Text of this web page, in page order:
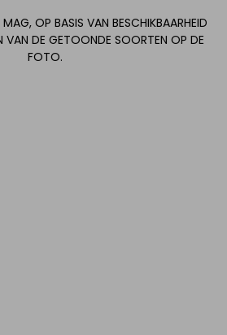
OP BASIS VAN BESCHIKBAARHEID
VAN DE GETOONDE SOORTEN OP DE
FOTO.